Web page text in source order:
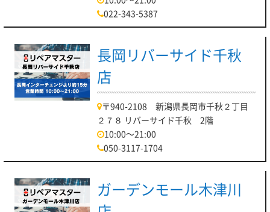
022-343-5387
長岡リバーサイド千秋
店
〒940-2108 新潟県長岡市千秋２丁目
２７８ リバーサイド千秋 2階
10:00～21:00
050-3117-1704
ガーデンモール木津川